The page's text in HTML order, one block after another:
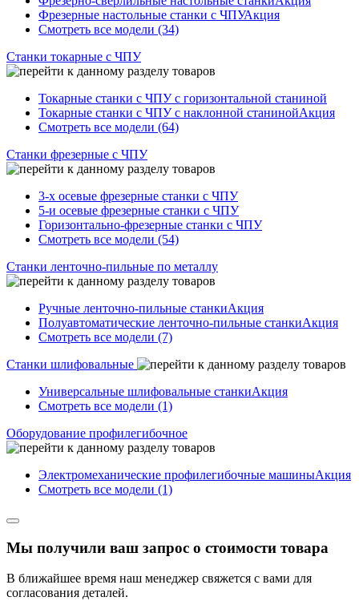
Фрезерные настольные станки с ЧПУАкция
Смотреть все модели (34)
Станки токарные с ЧПУ
Токарные станки с ЧПУ с горизонтальной станиной
Токарные станки с ЧПУ с наклонной станинойАкция
Смотреть все модели (64)
Станки фрезерные с ЧПУ
3-х осевые фрезерные станки с ЧПУ
5-и осевые фрезерные станки с ЧПУ
Горизонтально-фрезерные станки с ЧПУ
Смотреть все модели (54)
Станки ленточно-пильные по металлу
Ручные ленточно-пильные станкиАкция
Полуавтоматические ленточно-пильные станкиАкция
Смотреть все модели (7)
Станки шлифовальные
Универсальные шлифовальные станкиАкция
Смотреть все модели (1)
Оборудование профилегибочное
Электромеханические профилегибочные машиныАкция
Смотреть все модели (1)
Мы получили ваш запрос о стоимости товара
В ближайшее время наш менеджер свяжется с вами для
согласования деталей.